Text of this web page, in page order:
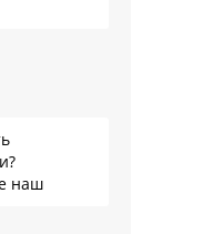
наш